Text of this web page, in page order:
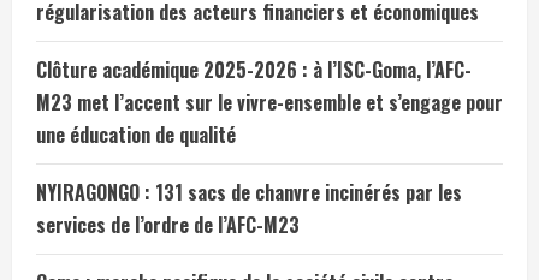
régularisation des acteurs financiers et économiques
Clôture académique 2025-2026 : à l’ISC-Goma, l’AFC-
M23 met l’accent sur le vivre-ensemble et s’engage pour
une éducation de qualité
NYIRAGONGO : 131 sacs de chanvre incinérés par les
services de l’ordre de l’AFC-M23